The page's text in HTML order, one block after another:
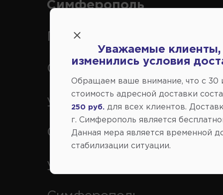
Симферополь
Переулок Строителей 2А,
Симферополь
ул. Федоренко 1В, г.
Симферополь
ул. Генерала Васильева
Уважаемые клиенты,
изменились условия
Обращаем ваше внимание, что c 30
стоимость адресной доставки
250 руб. для всех клиентов.
г. Симферополь является
Данная мера является временной
стабилизации ситуации.